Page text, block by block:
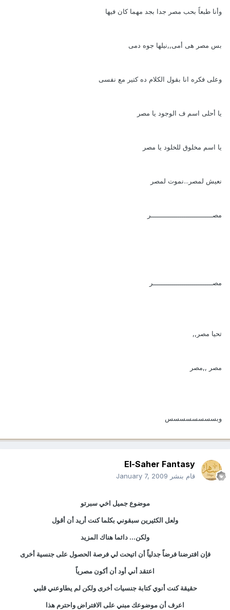
وأنا طبعاً بحب مصر جدا بجد مهما كان فيها
بس مصر هى أمى,,نيلها جوه دمى
وعلى فكره انا بقول الكلام ده كتير مع نفسى
يا أحلى اسم ف الوجود يا مصر
يا اسم مخلوق للخلود يا مصر
نعيش لمصر...نموت لمصر
مصــــــــــــــــــــــــــــــر
مصـــــــــــــــــــــــــــــر
تحيا مصر,,
مصر ,,مصر
وبسسسسسسسس
El-Saher Fantasy
قام بنشر January 7, 2009
موضوع جميل اخي سبرتو
ولعل الكثيرين سبقوني بكلما كنت أريد أن أقول
ولكن... دائما هناك المزيد
فإن افترضنا فرضاً جدلياً أن اتيحت لي فرصة الحصول على جنسية أخرى
اعتقد أني أود أن أكون مصرياً
حقيقة كنت أنوي كتابة جنسيات أخرى ولكن لم يطاوعني قلبي
اعرف أن موضوعك مبني على الافتراض واحترم هذا